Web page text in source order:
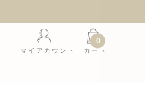
マイアカウント
0
カート